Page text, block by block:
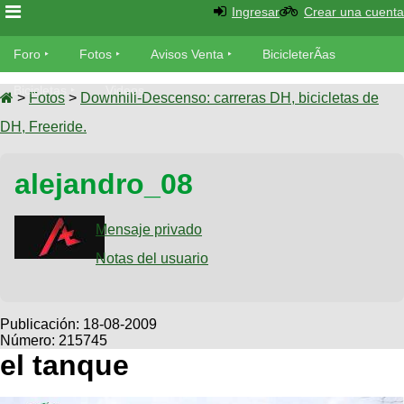
Foro
Foro
TÃ©cnica
Fotos
tu foto
Galeria
XC
Viajes
Descenso
SUBÃ
tu
Buscar
Ultimos
Fotos
BicicleterÃ­
Bicicletas
Tandem
Videos
Cicloturismo
Ingresar Crear una cuenta
Foro Fotos Avisos Venta BicicleterÃ­as
Bicicletas Videos
> Fotos > Downhill-Descenso: carreras DH, bicicletas de
DH, Freeride.
alejandro_08
Mensaje privado
Notas del usuario
Publicación: 18-08-2009
Número: 215745
el tanque